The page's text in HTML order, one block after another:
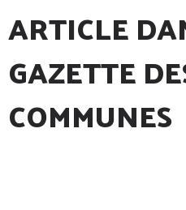
ARTICLE
GAZETTE
COMMUNES